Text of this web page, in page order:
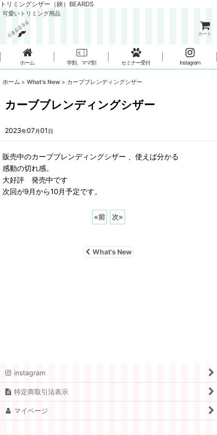
トリミングシザー（鋏）BEARDS
可愛いトリミング用品
カート
ホーム 学割、ママ割 セミナー受付 Instagram
ホーム > What's New > カーブブレンディングシザー
カーブブレンディングシザー
2023年07月 01 日
販売中のカーブブレンディングシザー 、使えば分かる
感動の切れ感。
大好評 発売中です
次回が9月から10月予定です。
«前 次»
What's New
instagram
特定商取引法表示
マイページ